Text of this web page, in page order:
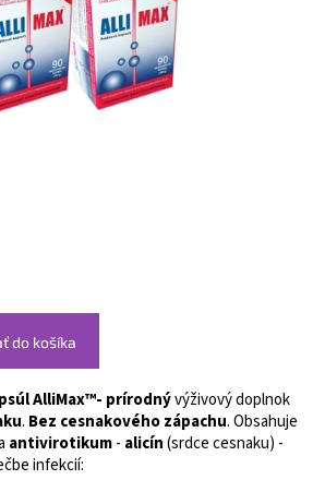
do košíka
AlliMax™- prírodnývýživový doplnok
. Bez cesnakového zápachu. Obsahuje
antivirotikum- alicín(srdce cesnaku) -
infekcií: